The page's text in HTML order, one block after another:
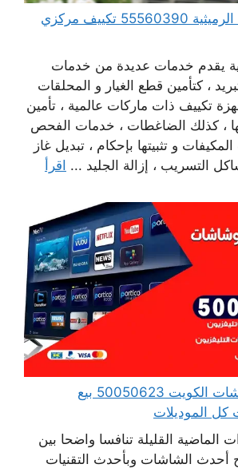
فني تكييف وتبريد الرميثية 55560390 تكييف مركزي
يقدم خدمات عديدة من خدمات
، كتأمين قطع الغيار و المحلقات
تكييف ذات ماركات عالمية ، تأمين
، كذلك الضاغطات ، خدمات الفحص
و تثبيتها بإحكام ، تبديل غاز
التسريب ، إزالة الجليد ... اقرأ
بيع تلفزيونات شاشات الكويت 50050623 بيع
كل الموديلات
الماضية القليلة تنافسا واضحا بين
أحدث الشاشات وبأحدث التقنيات